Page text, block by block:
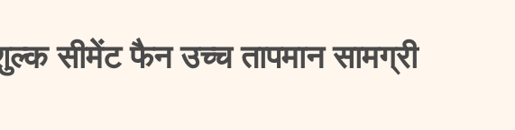
सीमेंट फैन उच्च तापमान सामग्री
सीमेंट फैन उच्च तापमान सामग्री